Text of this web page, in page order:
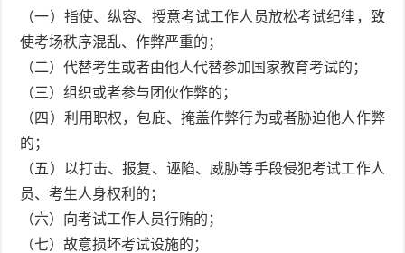
（一）指使、纵容、授意考试工作人员放松考试纪律，致
使考场秩序混乱、作弊严重的；
（二）代替考生或者由他人代替参加国家教育考试的；
（三）组织或者参与团伙作弊的；
（四）利用职权，包庇、掩盖作弊行为或者胁迫他人作弊
的；
（五）以打击、报复、诬陷、威胁等手段侵犯考试工作人
员、考生人身权利的；
（六）向考试工作人员行贿的；
（七）故意损坏考试设施的；